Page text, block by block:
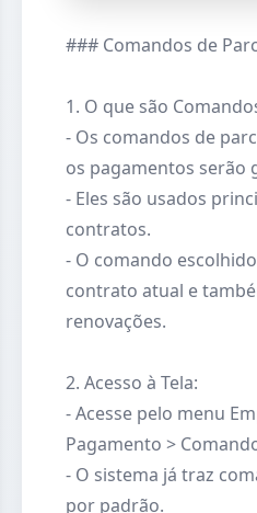
### Comandos de
1. O que são
- Os comandos de
os pagamentos serão
- Eles são usados
contratos.
- O comando
contrato atual e
renovações.
2. Acesso à Tela:
- Acesse pelo menu
Pagamento >
- O sistema já traz
por padrão.